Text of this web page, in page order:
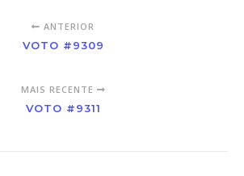
ANTERIOR
VOTO #9309
MAIS RECENTE
VOTO #9311